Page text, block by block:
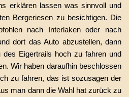
erklären lassen was sinnvoll und
Bergeriesen zu besichtigen. Die
nach Interlaken oder nach
dort das Auto abzustellen, dann
Eigertrails hoch zu fahren und
Wir haben daraufhin beschlossen
zu fahren, das ist sozusagen der
man dann die Wahl hat zurück zu